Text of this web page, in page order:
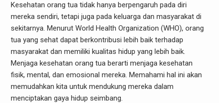
Kesehatan orang tua tidak hanya berpengaruh pada diri
mereka sendiri, tetapi juga pada keluarga dan masyarakat di
sekitarnya. Menurut World Health Organization (WHO), orang
tua yang sehat dapat berkontribusi lebih baik terhadap
masyarakat dan memiliki kualitas hidup yang lebih baik.
Menjaga kesehatan orang tua berarti menjaga kesehatan
fisik, mental, dan emosional mereka. Memahami hal ini akan
memudahkan kita untuk mendukung mereka dalam
menciptakan gaya hidup seimbang.